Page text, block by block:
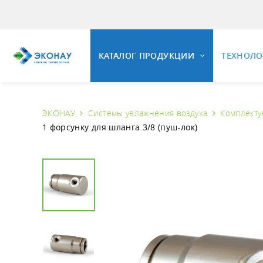
КАТАЛОГ ПРОДУКЦИИ
Установки озонирования воды
Универсальные озонаторные
установки
Промышленные озонаторы воздуха
Комплектующие и КИПиА
ЭКОНАУ Системы увлажнения воздуха
1 форсунку для шланга 3/8 (пуш-лок)